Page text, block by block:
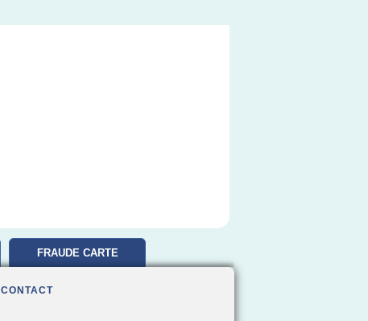
FRAUDE CARTE
CONTACT